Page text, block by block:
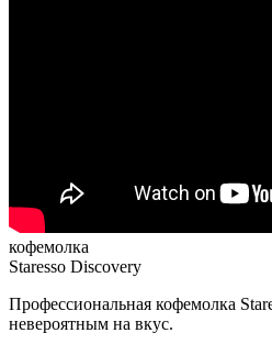
кофемолка
Staresso Discovery
Профессиональная кофемолка
невероятным на вкус.